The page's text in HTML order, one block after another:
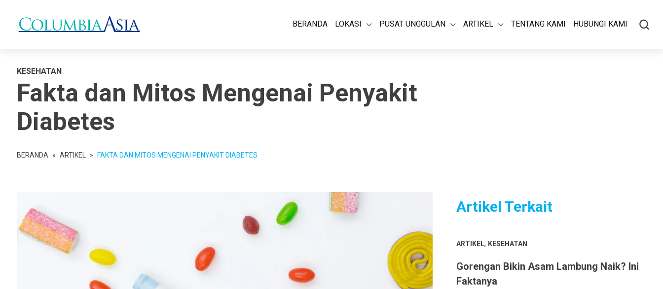
BERANDA LOKASI PUSAT UNGGULAN ARTIKEL TENTANG KAMI HUBUNGI KAMI
KESEHATAN
Fakta dan Mitos Mengenai Penyakit
Diabetes
BERANDA » ARTIKEL » FAKTA DAN MITOS MENGENAI PENYAKIT DIABETES
Artikel Terkait
ARTIKEL, KESEHATAN
Gorengan Bikin Asam Lambung Naik? Ini
Faktanya